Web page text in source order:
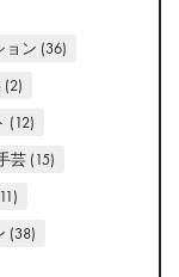
ョン (36)
(2)
(12)
芸 (15)
(38)